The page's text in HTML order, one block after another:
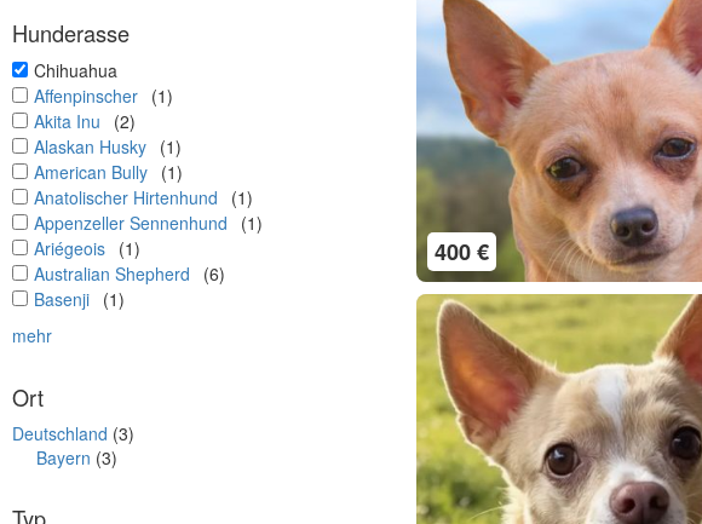
Hunderasse
undefined
Chihuahua
undefined
Affenpinscher (1)
undefined
Akita Inu
(2)
undefined
Alaskan Husky (1)
undefined
American Bully (1)
undefined
Anatolischer Hirtenhund
(1)
undefined
Appenzeller Sennenhund
(1)
undefined
Ariégeois (1)
undefined
Australian Shepherd
(6)
undefined
Basenji (1)
mehr
Ort
Deutschland (3)
Bayern (3)
Typ
400 €